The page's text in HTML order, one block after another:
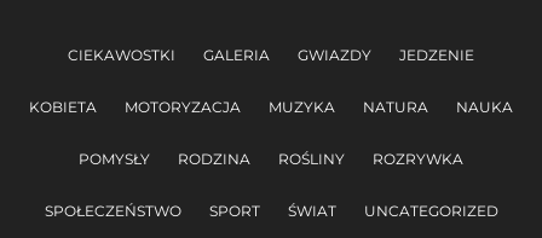
CIEKAWOSTKI GALERIA GWIAZDY JEDZENIE
KOBIETA MOTORYZACJA MUZYKA NATURA NAUKA
POMYSŁY RODZINA ROŚLINY ROZRYWKA
SPOŁECZEŃSTWO SPORT ŚWIAT UNCATEGORIZED